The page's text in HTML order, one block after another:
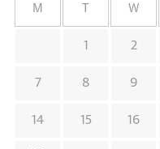
M W
1 2
7 8 9
14 15 16